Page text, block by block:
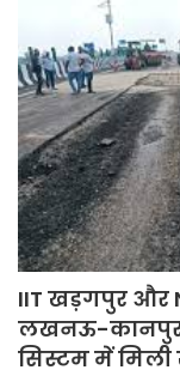
IIT खड़गपुर और
लखनऊ-कानपुर
सिस्टम में मिली